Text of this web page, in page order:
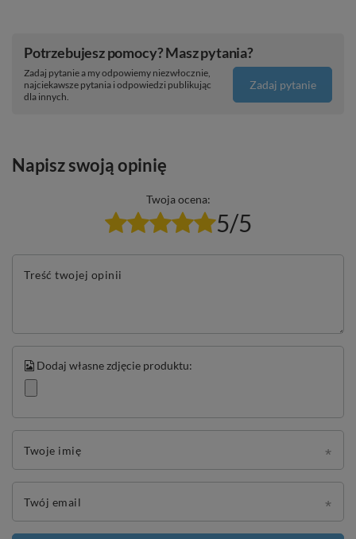
Potrzebujesz pomocy? Masz pytania?
Zadaj pytanie a my odpowiemy niezwłocznie,
najciekawsze pytania i odpowiedzi publikując
dla innych.
Zadaj pytanie
Napisz swoją opinię
Twoja ocena:
5/5
Treść twojej opinii
Dodaj własne zdjęcie produktu:
Twoje imię
Twój email